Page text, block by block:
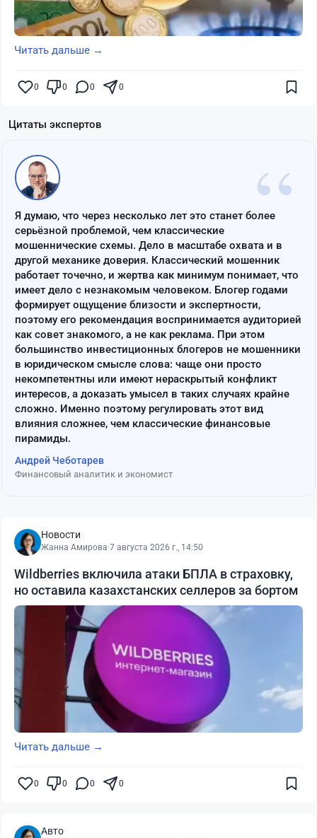
Читать дальше →
0 0 0 0
Цитаты экспертов
“
Я думаю, что через несколько лет это станет более
серьёзной проблемой, чем классические
мошеннические схемы. Дело в масштабе охвата и в
другой механике доверия. Классический мошенник
работает точечно, и жертва как минимум понимает, что
имеет дело с незнакомым человеком. Блогер годами
формирует ощущение близости и экспертности,
поэтому его рекомендация воспринимается аудиторией
как совет знакомого, а не как реклама. При этом
большинство инвестиционных блогеров не мошенники
в юридическом смысле слова: чаще они просто
некомпетентны или имеют нераскрытый конфликт
интересов, а доказать умысел в таких случаях крайне
сложно. Именно поэтому регулировать этот вид
влияния сложнее, чем классические финансовые
пирамиды.
Андрей Чеботарев
Финансовый аналитик и экономист
Новости
Жанна Амирова·7 августа 2026 г., 14:50
Wildberries включила атаки БПЛА в страховку,
но оставила казахстанских селлеров за бортом
Читать дальше →
0 0 0 0
Авто